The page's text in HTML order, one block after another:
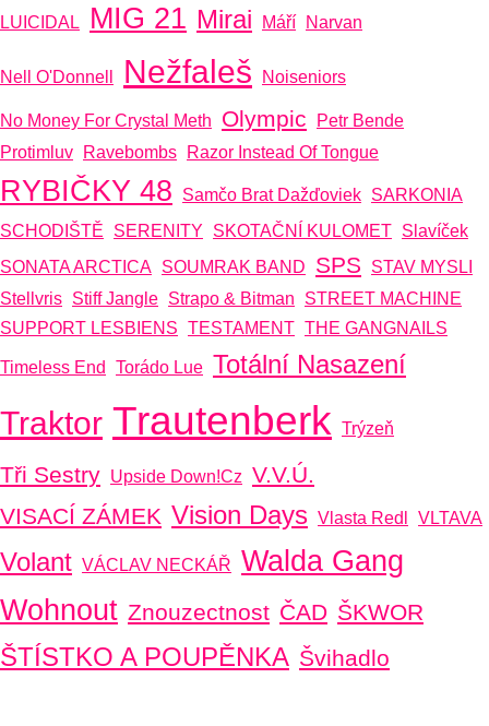
LUICIDAL MIG 21 Mirai Máří Narvan
Nell O'Donnell Nežfaleš Noiseniors
No Money For Crystal Meth Olympic
Petr Bende
Protimluv
Ravebombs Razor Instead Of Tongue
RYBIČKY 48 Samčo Brat Dažďoviek SARKONIA
SCHODIŠTĚ
SERENITY SKOTAČNÍ KULOMET Slavíček
SONATA ARCTICA SOUMRAK BAND SPS
STAV MYSLI
Stellvris Stiff Jangle Strapo & Bitman
STREET MACHINE
SUPPORT LESBIENS TESTAMENT THE GANGNAILS
Timeless End Torádo Lue Totální Nasazení
Traktor Trautenberk Trýzeň
Tři Sestry Upside Down!cz V.V.Ú.
VISACÍ ZÁMEK Vision Days Vlasta Redl VLTAVA
Volant VÁCLAV NECKÁŘ Walda Gang
Wohnout Znouzectnost ČAD ŠKWOR
ŠTÍSTKO A POUPĚNKA Švihadlo